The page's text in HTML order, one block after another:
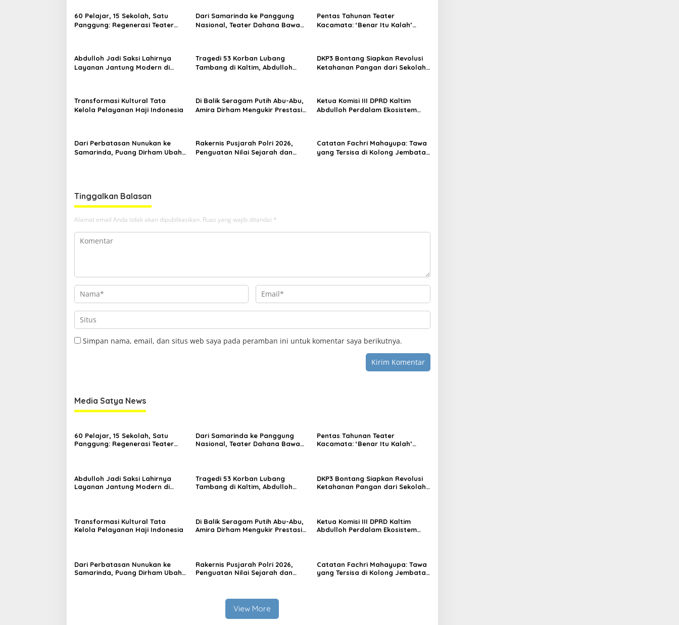
60 Pelajar, 15 Sekolah, Satu
Panggung: Regenerasi Teater
Dari Samarinda ke Panggung
Nasional, Teater Dahana Bawa
Pentas Tahunan Teater
Kacamata: ‘Benar Itu Kalah’
Abdulloh Jadi Saksi Lahirnya
Layanan Jantung Modern di
Tragedi 53 Korban Lubang
Tambang di Kaltim, Abdulloh
DKP3 Bontang Siapkan Revolusi
Ketahanan Pangan dari Sekolah,
Transformasi Kultural Tata
Kelola Pelayanan Haji Indonesia
Di Balik Seragam Putih Abu-Abu,
Amira Dirham Mengukir Prestasi
Ketua Komisi III DPRD Kaltim
Abdulloh Perdalam Ekosistem
Dari Perbatasan Nunukan ke
Samarinda, Puang Dirham Ubah
Rakernis Pusjarah Polri 2026,
Penguatan Nilai Sejarah dan
Catatan Fachri Mahayupa: Tawa
yang Tersisa di Kolong Jembatan
Tinggalkan Balasan
Alamat email Anda tidak akan dipublikasikan. Ruas yang wajib ditandai *
Simpan nama, email, dan situs web saya pada peramban ini untuk komentar saya berikutnya.
Media Satya News
60 Pelajar, 15 Sekolah, Satu
Panggung: Regenerasi Teater
Dari Samarinda ke Panggung
Nasional, Teater Dahana Bawa
Pentas Tahunan Teater
Kacamata: ‘Benar Itu Kalah’
Abdulloh Jadi Saksi Lahirnya
Layanan Jantung Modern di
Tragedi 53 Korban Lubang
Tambang di Kaltim, Abdulloh
DKP3 Bontang Siapkan Revolusi
Ketahanan Pangan dari Sekolah,
Transformasi Kultural Tata
Kelola Pelayanan Haji Indonesia
Di Balik Seragam Putih Abu-Abu,
Amira Dirham Mengukir Prestasi
Ketua Komisi III DPRD Kaltim
Abdulloh Perdalam Ekosistem
Dari Perbatasan Nunukan ke
Samarinda, Puang Dirham Ubah
Rakernis Pusjarah Polri 2026,
Penguatan Nilai Sejarah dan
Catatan Fachri Mahayupa: Tawa
yang Tersisa di Kolong Jembatan
View More